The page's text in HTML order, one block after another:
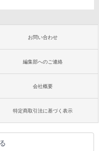
お問い合わせ
編集部へのご連絡
会社概要
特定商取引法に基づく表示